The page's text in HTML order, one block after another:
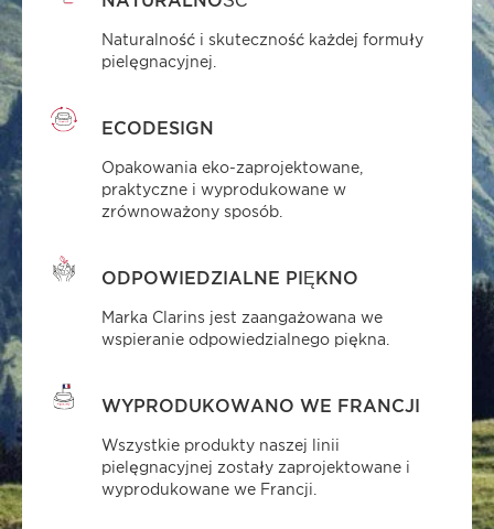
Naturalność i skuteczność każdej formuły
pielęgnacyjnej.
ECODESIGN
Opakowania eko-zaprojektowane,
praktyczne i wyprodukowane w
zrównoważony sposób.
ODPOWIEDZIALNE PIĘKNO
Marka Clarins jest zaangażowana we
wspieranie odpowiedzialnego piękna.
WYPRODUKOWANO WE FRANCJI
Wszystkie produkty naszej linii
pielęgnacyjnej zostały zaprojektowane i
wyprodukowane we Francji.